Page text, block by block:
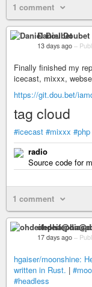
1 comment
Daniel Doubet
13 days ago –
Finally finished my
icecast, mixxx,
https://git.dou.bet/
tag cloud
#icecast #mixxx #php
radio
Source code for
1 comment
17 days ago –
hgaiser/moonshine:
written in Rust. |
#headless